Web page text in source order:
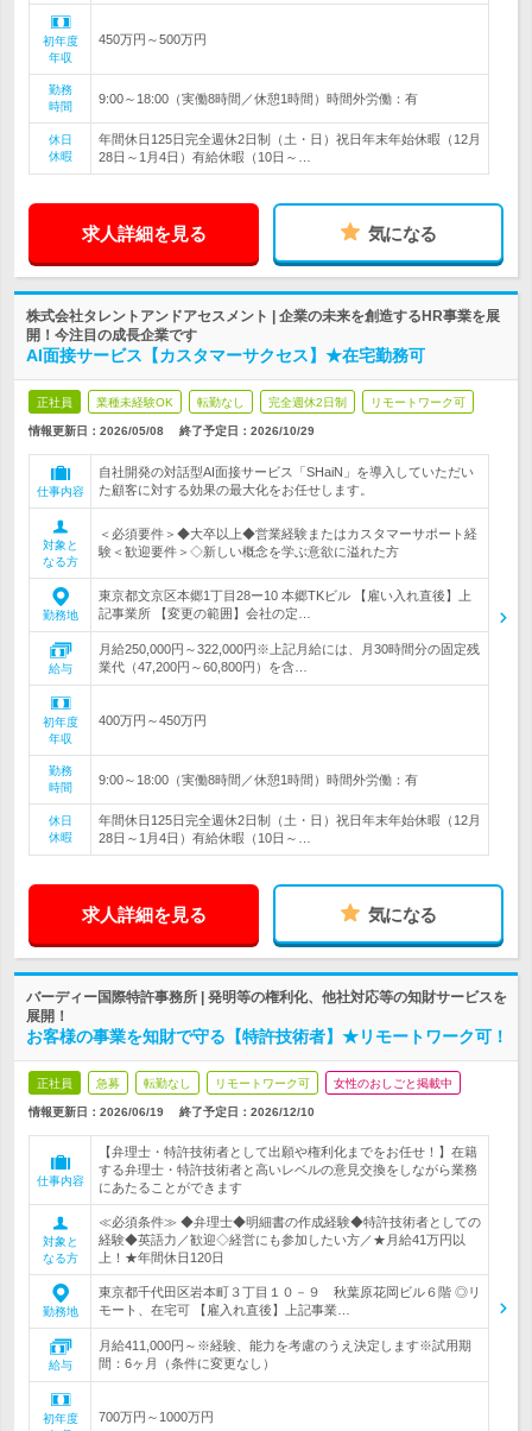
初年度
年収
450万円～500万円
勤務
時間
9:00～18:00（実働8時間／休憩1時間）時間外労働：有
休日
休暇
年間休日125日完全週休2日制（土・日）祝日年末年始休暇（12月
28日～1月4日）有給休暇（10日～…
求人詳細を見る 気になる
株式会社タレントアンドアセスメント | 企業の未来を創造するHR事業を展
開！今注目の成長企業です
AI面接サービス【カスタマーサクセス】★在宅勤務可
正社員 業種未経験OK 転勤なし 完全週休2日制 リモートワーク可
情報更新日：2026/05/08 終了予定日： 2026/10/29
仕事内容
自社開発の対話型AI面接サービス「SHaiN」を導入していただい
た顧客に対する効果の最大化をお任せします。
対象と
なる方
＜必須要件＞◆大卒以上◆営業経験またはカスタマーサポート経
験＜歓迎要件＞◇新しい概念を学ぶ意欲に溢れた方
勤務地
東京都文京区本郷1丁目28ー10 本郷TKビル 【雇い入れ直後】上
記事業所 【変更の範囲】会社の定…
給与
月給250,000円～322,000円※上記月給には、月30時間分の固定残
業代（47,200円～60,800円）を含…
初年度
年収
400万円～450万円
勤務
時間
9:00～18:00（実働8時間／休憩1時間）時間外労働：有
休日
休暇
年間休日125日完全週休2日制（土・日）祝日年末年始休暇（12月
28日～1月4日）有給休暇（10日～…
求人詳細を見る 気になる
バーディー国際特許事務所 | 発明等の権利化、他社対応等の知財サービスを
展開！
お客様の事業を知財で守る【特許技術者】★リモートワーク可！
正社員 急募 転勤なし リモートワーク可 女性のおしごと掲載中
情報更新日：2026/06/19 終了予定日： 2026/12/10
仕事内容
【弁理士・特許技術者として出願や権利化までをお任せ！】在籍
する弁理士・特許技術者と高いレベルの意見交換をしながら業務
にあたることができます
対象と
なる方
≪必須条件≫ ◆弁理士◆明細書の作成経験◆特許技術者としての
経験◆英語力／歓迎◇経営にも参加したい方／★月給41万円以
上！★年間休日120日
勤務地
東京都千代田区岩本町３丁目１０－９ 秋葉原花岡ビル６階 ◎リ
モート、在宅可 【雇入れ直後】上記事業…
給与
月給411,000円～※経験、能力を考慮のうえ決定します※試用期
間：6ヶ月（条件に変更なし）
初年度
700万円～1000万円